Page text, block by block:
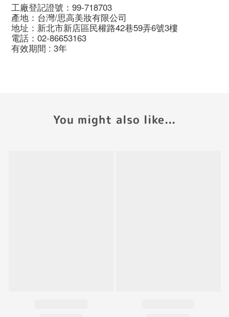
工廠登記證號：99-718703
產地：台灣/思高美妝有限公司
地址：新北市新店區民權路42巷59弄6號3樓
電話：02-86653163
有效期間 : 3年
You might also like...